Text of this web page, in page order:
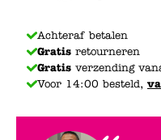
Achteraf betalen
Gratis retourneren
Gratis verzending
Voor 14:00 besteld,